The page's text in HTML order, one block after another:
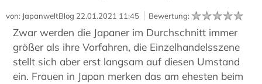
von: JapanweltBlog 22.01.2021 11:45 Bewertung:
Zwar werden die Japaner im Durchschnitt immer
größer als ihre Vorfahren, die Einzelhandelsszene
stellt sich aber erst langsam auf diesen Umstand
ein. Frauen in Japan merken das am ehesten beim